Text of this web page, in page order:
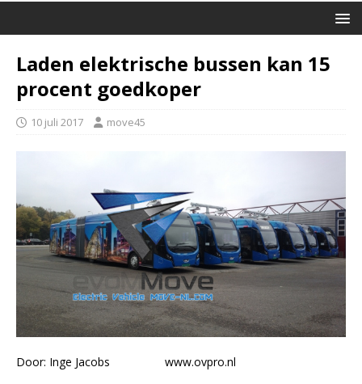
Laden elektrische bussen kan 15
procent goedkoper
10 juli 2017 move45
Door: Inge Jacobs www.ovpro.nl